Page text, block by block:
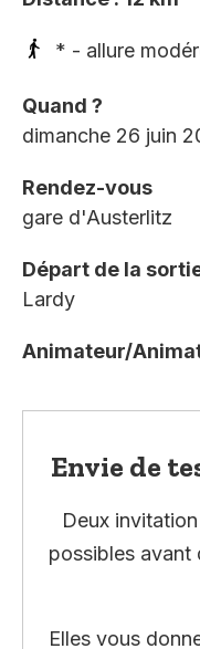
* - allure
Quand ?
dimanche 26 juin
Rendez-vous
gare d'Austerlitz
Départ de la
Lardy
Animateur/
Envie de
Deux
possibles avant
Elles vous